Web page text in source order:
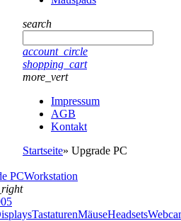
search
account_circle
shopping_cart
more_vert
Impressum
AGB
Kontakt
Startseite» Upgrade PC
PCWorkstation
TastaturenMäuseHeadsets